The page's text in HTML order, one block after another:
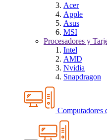
Acer
Apple
Asus
MSI
Procesadores y
Intel
AMD
Nvidia
Snapdragon
Computadores